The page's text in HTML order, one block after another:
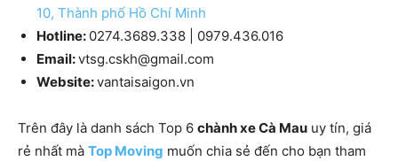
10, Thành phố Hồ Chí Minh
Hotline: 0274.3689.338 | 0979.436.016
Email:vtsg.cskh@gmail.com
Website:vantaisaigon.vn
Trên đây là danh sách Top 6 chành xe Cà Mau uy tín, giá
rẻ nhất mà Top Moving muốn chia sẻ đến cho bạn tham